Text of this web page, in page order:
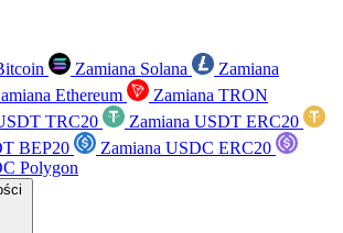
Zamiana Solana
Zamiana
Ethereum
Zamiana TRON
TRC20
Zamiana USDT ERC20
BEP20
Zamiana USDC ERC20
Polygon